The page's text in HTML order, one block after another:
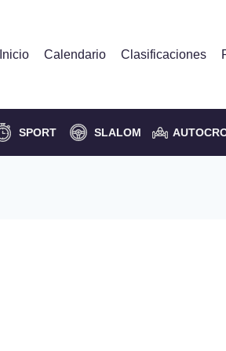
Inicio Calendario Clasificaciones
SPORT SLALOM